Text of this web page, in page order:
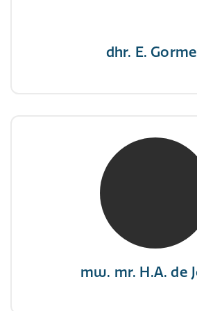
dhr. E.
mw. mr. H.A. de
mw. mr. H.A. de
NIVRE Register-
"There is no elevator to